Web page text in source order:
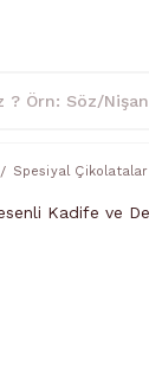
Spesiyal Çikolatalar